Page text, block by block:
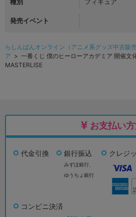
種別 フィギュア
発売イベント
らしんばんオンライン（アニメ系グッズ中古販
ア > 一番くじ 僕のヒーローアカデミア 開催文
MASTERLISE
お支払い
代金引換 銀行振込
みずほ銀行、
ゆうちょ銀行
クレジ
コンビニ決済